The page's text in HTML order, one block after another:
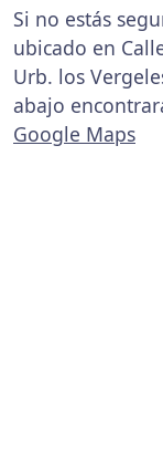
Si no estás
ubicado en
Urb. los
abajo
Google Maps